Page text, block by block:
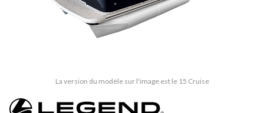
La version du modèle sur l'image est le 15 Cruise